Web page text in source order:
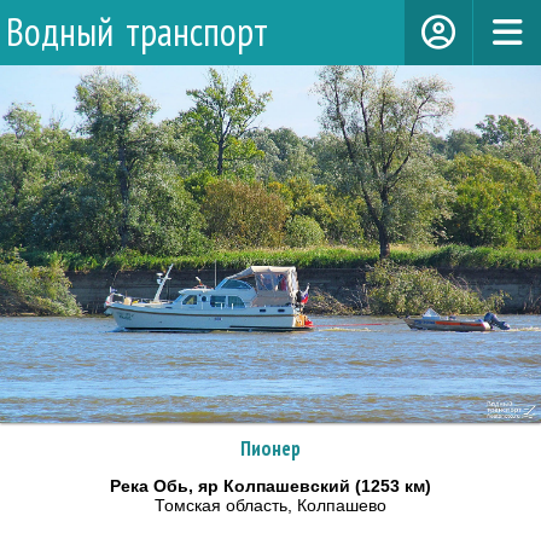
Водный транспорт
Пионер
Река Обь, яр Колпашевский (1253 км)
Томская область, Колпашево